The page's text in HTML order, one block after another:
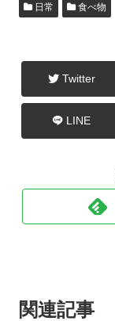
日常 食べ物
Twitter
LINE
関連記事